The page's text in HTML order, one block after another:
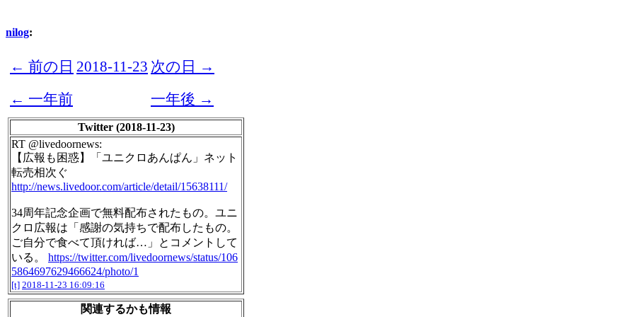
nilog:
← 前の日 2018-11-23 次の日 →
← 一年前
一年後 →
Twitter (2018-11-23)
RT @livedoornews:
【広報も困惑】「ユニクロあんぱん」ネット
転売相次ぐ
http://news.livedoor.com/article/detail/15638111/
34周年記念企画で無料配布されたもの。ユニ
クロ広報は「感謝の気持ちで配布したもの。
ご自分で食べて頂ければ…」とコメントして
いる。 https://twitter.com/livedoornews/status/106
5864697629466624/photo/1
[t] 2018-11-23 16:09:16
関連するかも情報